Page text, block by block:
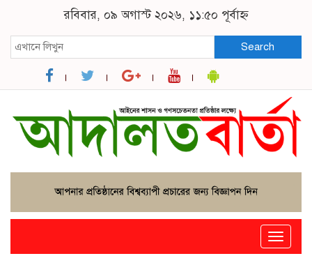
রবিবার, ০৯ অগাস্ট ২০২৬, ১১:৫০ পূর্বাহ্ন
Search
Toggle